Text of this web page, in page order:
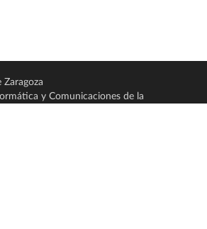
y Comunicaciones de la